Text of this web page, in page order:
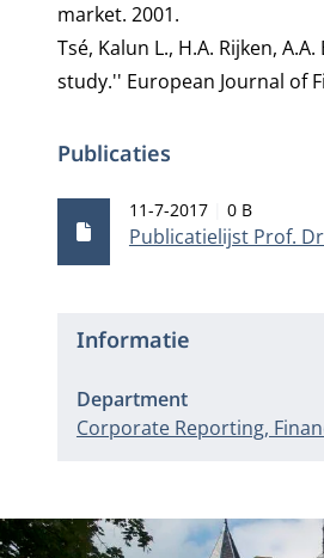
market. 2001.
Tsé, Kalun L., H.A. Rijken,
study.'' European Journal of
Publicaties
Publicatielijst Prof.
Publicatiedatum
11-7-2017 0 B
Informatie
Department
Corporate Reporting,